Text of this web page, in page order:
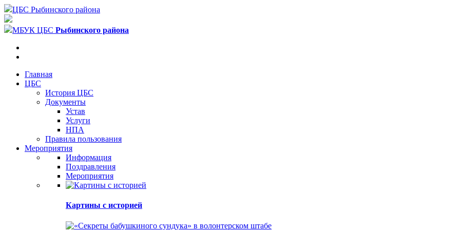
ЦБС Рыбинского района
МБУК ЦБС Рыбинского района
Главная
ЦБС
История ЦБС
Документы
Устав
Услуги
НПА
Правила пользования
Мероприятия
Информация
Поздравления
Мероприятия
Картины с историей